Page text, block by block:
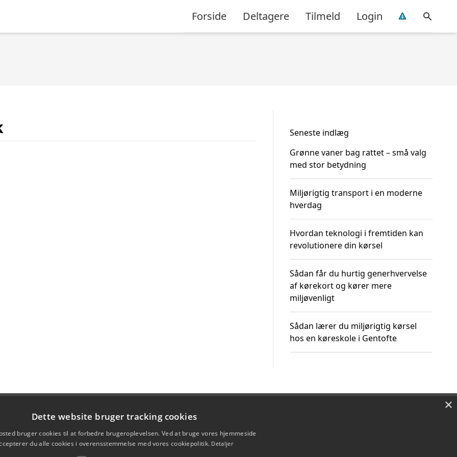
Forside Deltagere Tilmeld Login
Seneste indlæg
Grønne vaner bag rattet – små valg
med stor betydning
Miljørigtig transport i en moderne
hverdag
Hvordan teknologi i fremtiden kan
revolutionere din kørsel
Sådan får du hurtig generhvervelse
af kørekort og kører mere
miljøvenligt
Sådan lærer du miljørigtig kørsel
hos en køreskole i Gentofte
×
Dette website bruger tracking cookies
bruger cookies til at forbedre brugeroplevelsen. Ved at bruge vores hjemmeside
du alle cookies i overensstemmelse med vores cookiepolitik. Detaljer